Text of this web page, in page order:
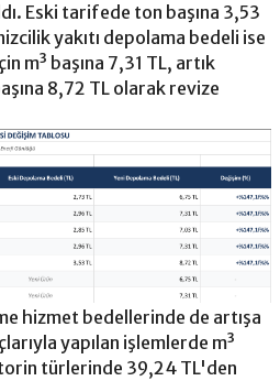
Eski tarifede ton başına 3,53
yakıtı depolama bedeli ise
m³ başına 7,31 TL, artık
8,72 TL olarak revize
hizmet bedellerinde de artışa
yapılan işlemlerde m³
türlerinde 39,24 TL'den